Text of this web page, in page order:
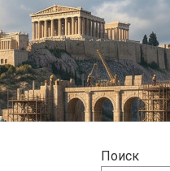
Поиск